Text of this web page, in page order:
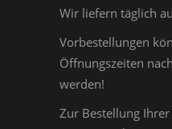
Wir liefern täglich
Vorbestellungen
Öffnungszeiten
werden!
Zur Bestellung